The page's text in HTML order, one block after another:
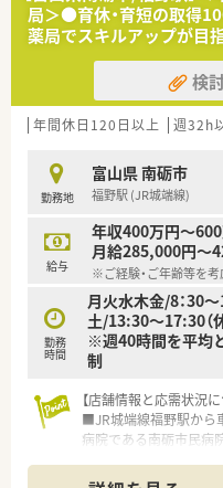
局＞●育休・育短の取得
薬局でスキルアップが目
検
年間休日120日以上 週32h
勤務地
富山県 南砺市
福野駅 (JR城端線)
給与
年収400万円～
月給285,000円～
※ご経験・ご年齢等を
勤務
時間
月火水木金/8：30～
土/13:30～17:30（
※週40時間を平均
制
【店舗情報と応需状況に
■JR城端線福野駅から
病院である南砺市民病
目を1日80枚から100